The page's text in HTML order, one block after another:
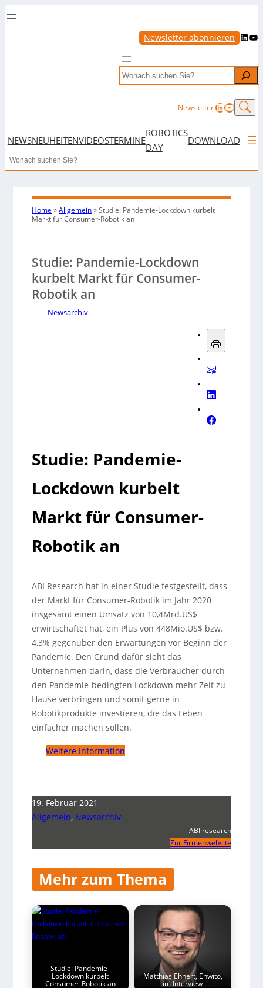
Newsletter abonnieren LinkedIn YouTube
Search
NewsletterLinkedIn
NEWSNEUHEITENVIDEOSTERMINE
ROBOTICS
DAY
DOWNLOAD
Search
Home »Allgemein»Studie: Pandemie-Lockdown kurbelt
Markt für Consumer-Robotik an
Studie: Pandemie-Lockdown
kurbelt Markt für Consumer-
Robotik an
Newsarchiv
Studie: Pandemie-
Lockdown kurbelt
Markt für Consumer-
Robotik an
ABI Research hat in einer Studie festgestellt, dass
der Markt für Consumer-Robotik im Jahr 2020
insgesamt einen Umsatz von 10,4Mrd.US$
erwirtschaftet hat, ein Plus von 448Mio.US$ bzw.
4,3% gegenüber den Erwartungen vor Beginn der
Pandemie. Den Grund dafür sieht das
Unternehmen darin, dass die Verbraucher durch
den Pandemie-bedingten Lockdown mehr Zeit zu
Hause verbringen und somit gerne in
Robotikprodukte investieren, die das Leben
einfacher machen sollen.
Weitere Information
19. Februar 2021
Allgemein, Newsarchiv
ABI research
Zur Firmenwebsite
Mehr zum Thema
Studie: Pandemie-
Lockdown kurbelt
Consumer-Robotik an
Matthias Ehnert, Enwito,
im Interview